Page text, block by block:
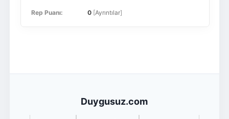
Rep Puanı: 0[Ayrıntılar]
Duygusuz.com